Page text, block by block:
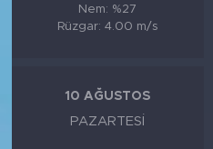
Nem: %27
Rüzgar: 4.00 m/s
10 AĞUSTOS
PAZARTESI